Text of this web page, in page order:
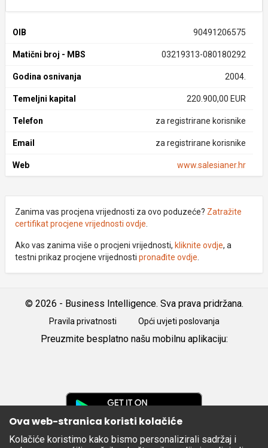
OIB 90491206575
Matični broj - MBS 03219313-080180292
Godina osnivanja 2004.
Temeljni kapital 220.900,00 EUR
Telefon za registrirane korisnike
Email za registrirane korisnike
Web www.salesianer.hr
Zanima vas procjena vrijednosti za ovo poduzeće? Zatražite
certifikat procjene vrijednosti ovdje
Ako vas zanima više o procjeni vrijednosti, kliknite ovdje, a
testni prikaz procjene vrijednosti pronađite ovdje
© 2026 - Business Intelligence. Sva prava pridržana.
Pravila privatnosti Opći uvjeti poslovanja
Preuzmite besplatno našu mobilnu aplikaciju:
Ova web-stranica koristi kolačiće
Kolačiće koristimo kako bismo personalizirali sadržaj i